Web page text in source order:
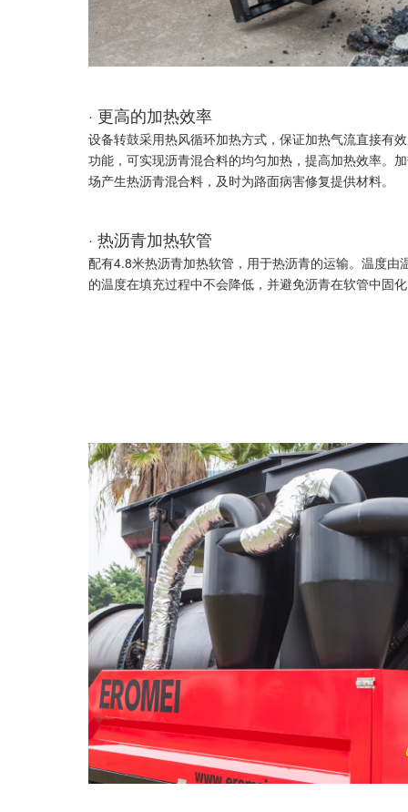
· 更高的加热效率
设备转鼓采用热风循环加热方式，保证加热气流直接有
功能，可实现沥青混合料的均匀加热，提高加热效率。
场产生热沥青混合料，及时为路面病害修复提供材料。
· 热沥青加热软管
配有4.8米热沥青加热软管，用于热沥青的运输。温度由
的温度在填充过程中不会降低，并避免沥青在软管中固